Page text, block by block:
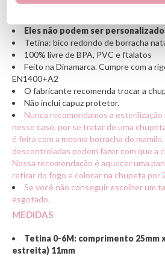
CARACTERÍSTICAS
Eles não podem ser
Tetina: bico redondo de borracha
100% livre de BPA, PVC e ftalatos
Feito na Dinamarca. Cumpre com a
EN1400+A2
O fabricante recomenda trocar a
Não inclui capuz protetor.
Nunca recomendamos a esterilização
nesse caso, por se tratar de uma
é feita com a mesma borracha do
descontroladas podem fazer com que a
Nossa recomendação é aquecer uma
retirar do fogo e colocar na chupeta por
Se você não conseguir escolher um
esgotado.
MEDIDAS
Tetina 0-6M: comprimento 25mm
estreita) 11mm